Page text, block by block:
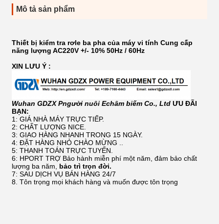
Mô tả sản phẩm
Thiết bị kiểm tra rơle ba pha của máy vi tính Cung cấp
năng lượng AC220V +/- 10% 50Hz / 60Hz
XIN LƯU Ý :
Wuhan GDZXPngười nuôi Echâm biếm Co., Ltd ƯU ĐÃI
BẠN:
1: GIÁ NHÀ MÁY TRỰC TIẾP.
2: CHẤT LƯỢNG NICE.
3: GIAO HÀNG NHANH TRONG 15 NGÀY.
4: ĐẶT HÀNG NHỎ CHÀO MỪNG ..
5: THANH TOÁN TRỰC TUYẾN.
6: HPORT TRỢ Bảo hành miễn phí một năm, đảm bảo chất
lượng ba năm,
bảo trì trọn đời.
7: SAU DỊCH VỤ BÁN HÀNG 24/7
8. Tôn trọng mọi khách hàng và muốn được tôn trọng